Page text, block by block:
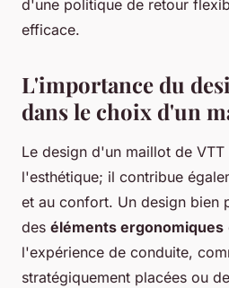
d'une politique de retour
efficace.
L'importance du
dans le choix d'un
Le design d'un maillot de VTT
l'esthétique; il contribue
et au confort. Un design bien
des éléments ergonomiques
l'expérience de conduite,
stratégiquement placées ou